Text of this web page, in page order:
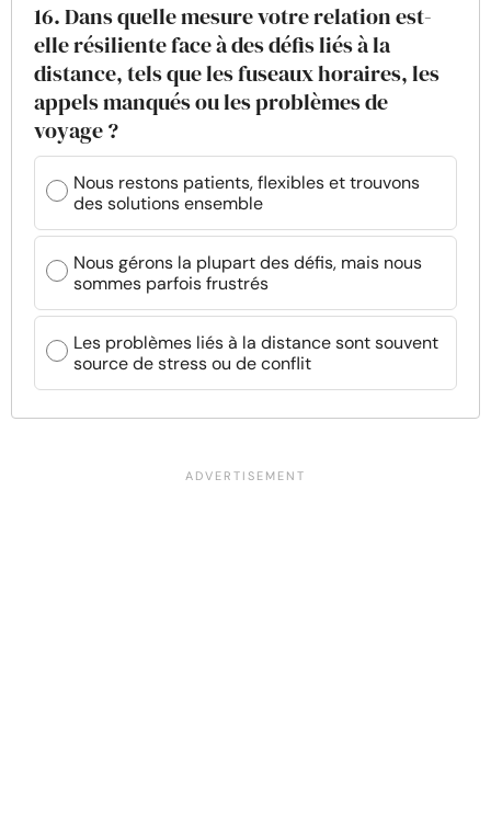
16. Dans quelle mesure votre relation est-
elle résiliente face à des défis liés à la
distance, tels que les fuseaux horaires, les
appels manqués ou les problèmes de
voyage ?
Nous restons patients, flexibles et trouvons
des solutions ensemble
Nous gérons la plupart des défis, mais nous
sommes parfois frustrés
Les problèmes liés à la distance sont souvent
source de stress ou de conflit